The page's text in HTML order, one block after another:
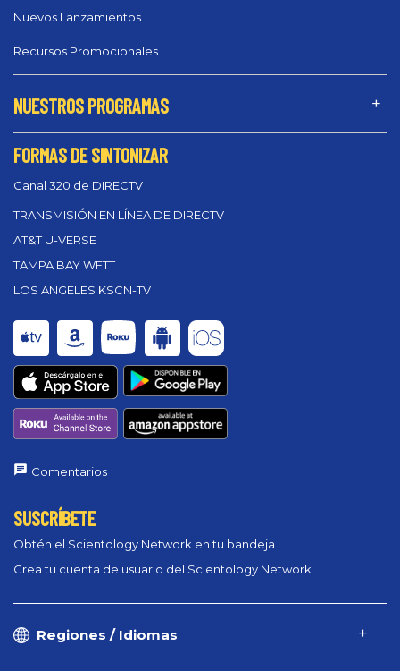
Nuevos Lanzamientos
Recursos Promocionales
NUESTROS PROGRAMAS
FORMAS DE SINTONIZAR
Canal 320 de DIRECTV
TRANSMISIÓN EN LÍNEA DE DIRECTV
AT&T U-VERSE
TAMPA BAY WFTT
LOS ANGELES KSCN-TV
Comentarios
SUSCRÍBETE
Obtén el Scientology Network en tu bandeja
Crea tu cuenta de usuario del Scientology Network
Regiones / Idiomas